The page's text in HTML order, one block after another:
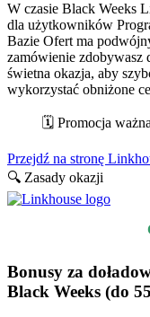
W czasie Black Weeks
dla użytkowników
Bazie Ofert ma
zamówienie
świetna okazja, aby
wykorzystać obniżone
🗓️ Promocja
Przejdź na stronę
🔍 Zasady okazji
Bonusy za
Black Weeks (do